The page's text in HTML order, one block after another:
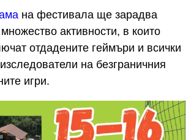
на фестивала ще зарадва
активности, в които
отдадените геймъри и вcички
на безграничния
игpи.